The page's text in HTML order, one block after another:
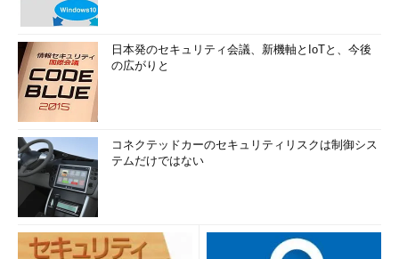
日本発のセキュリティ会議、新機軸とIoTと、今後
の広がりと
コネクテッドカーのセキュリティリスクは制御シス
テムだけではない